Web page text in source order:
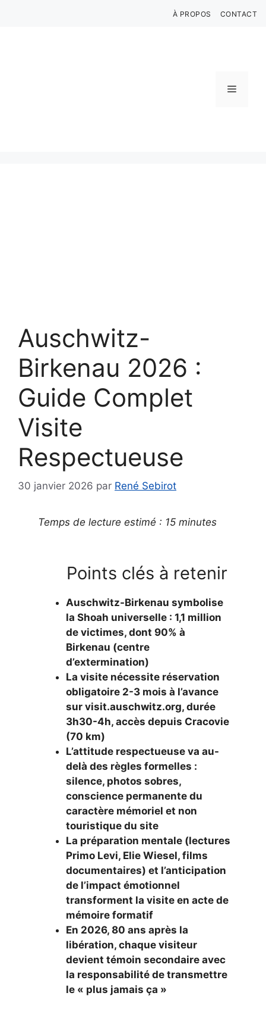
À PROPOS CONTACT
Menu
Auschwitz-
Birkenau 2026 :
Guide Complet
Visite
Respectueuse
30 janvier 2026 par René Sebirot
Temps de lecture estimé : 15 minutes
Points clés à retenir
Auschwitz-Birkenau symbolise
la Shoah universelle : 1,1 million
de victimes, dont 90% à
Birkenau (centre
d’extermination)
La visite nécessite réservation
obligatoire 2-3 mois à l’avance
sur visit.auschwitz.org, durée
3h30-4h, accès depuis Cracovie
(70 km)
L’attitude respectueuse va au-
delà des règles formelles :
silence, photos sobres,
conscience permanente du
caractère mémoriel et non
touristique du site
La préparation mentale (lectures
Primo Levi, Elie Wiesel, films
documentaires) et l’anticipation
de l’impact émotionnel
transforment la visite en acte de
mémoire formatif
En 2026, 80 ans après la
libération, chaque visiteur
devient témoin secondaire avec
la responsabilité de transmettre
le « plus jamais ça »